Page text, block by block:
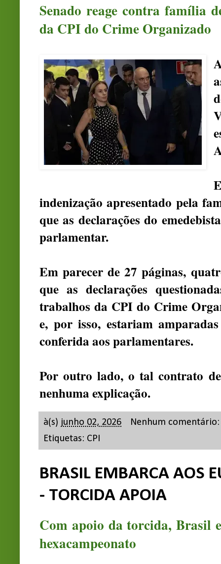
Senado reage contra família
da CPI do Crime Organizado
indenização apresentado pela
que as declarações do
parlamentar.
Em parecer de 27 páginas,
que as declarações
trabalhos da CPI do Crime
e, por isso, estariam
conferida aos parlamentares.
Por outro lado, o tal contrato
nenhuma explicação.
à(s) junho 02, 2026
Nenhum
Etiquetas: CPI
BRASIL EMBARCA AOS
- TORCIDA APOIA
Com apoio da torcida, Brasil
hexacampeonato